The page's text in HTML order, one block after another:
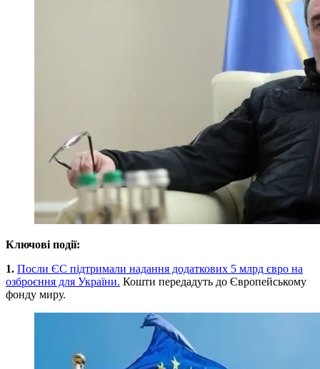
Ключові події:
1. Посли ЄС підтримали надання додаткових 5 млрд євро на
озброєння для України. Кошти передадуть до Європейському
фонду миру.